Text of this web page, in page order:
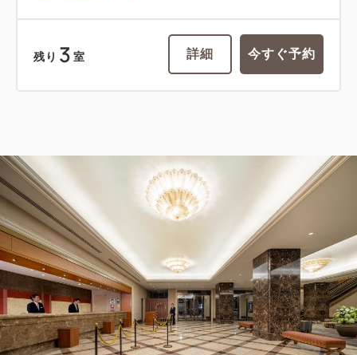
残り 3 室 詳細 今すぐ予約